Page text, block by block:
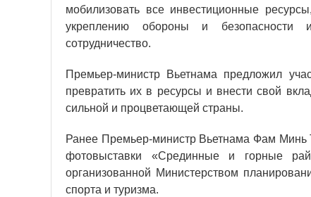
мобилизовать все инвестиционные
укреплению обороны и безопасности
сотрудничество.
Премьер-министр Вьетнама предложил
превратить их в ресурсы и внести свой
сильной и процветающей страны.
Ранее Премьер-министр Вьетнама Фам Минь
фотовыставки «Срединные и горные
организованной Министерством
спорта и туризма.